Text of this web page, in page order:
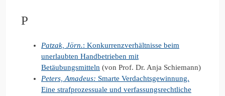
P
Patzak, Jörn.: Konkurrenzverhältnisse beim
unerlaubten Handbetrieben mit
Betäubungsmitteln (von Prof. Dr. Anja Schiemann)
Peters, Amadeus: Smarte Verdachtsgewinnung.
Eine strafprozessuale und verfassungsrechtliche